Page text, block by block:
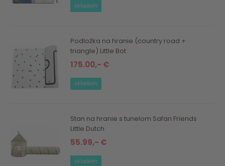
skladom
Podložka na hranie (country road +
triangle) Little Bot
175.00,- €
skladom
Stan na hranie s tunelom Safari Friends
Little Dutch
55.99,- €
skladom